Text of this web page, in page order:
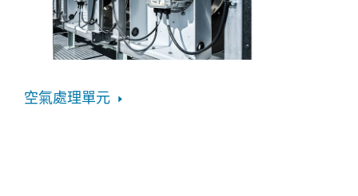
空氣處理單元